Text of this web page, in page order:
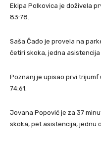
Ekipa Polkovica je doživela
83:78.
Saša Čađo je provela na
četiri skoka, jedna
Poznanj je upisao prvi trijumf
74:61.
Jovana Popović je za 37
skoka, pet asistencija, jednu